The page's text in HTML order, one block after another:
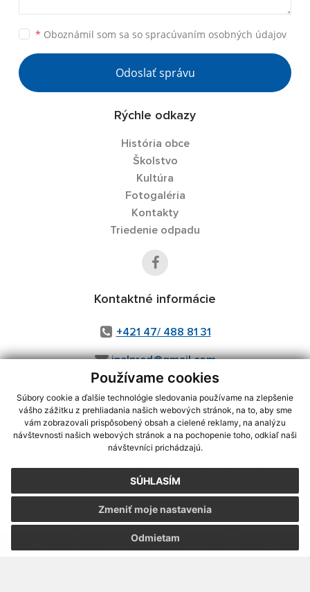
Používame cookies
Súbory cookie a ďalšie technológie sledovania používame na zlepšenie
vášho zážitku z prehliadania našich webových stránok, na to, aby sme
vám zobrazovali prispôsobený obsah a cielené reklamy, na analýzu
návštevnosti našich webových stránok a na pochopenie toho, odkiaľ naši
návštevníci prichádzajú.
SÚHLASÍM
Odmietam
Zmeniť moje nastavenia
* Oboznámil som sa so spracúvaním osobných údajov
Odoslať správu
Rýchle odkazy
História obce
Školstvo
Kultúra
Fotogaléria
Kontakty
Triedenie odpadu
Kontaktné informácie
+421 47/ 488 81 31
ipelpred@gmail.com
využite možnosť získavania aktuálnych informácií s využitím RSS
CMS systém (redakčný) systém ECHELON 2,Mapa stránok,web portál
webex.digital, s.r.o.,domény,registrácia domény
Posledná aktualizácia:31.07.2026
Vytlačiť stránku|Vyhlásenie o prístupnosti